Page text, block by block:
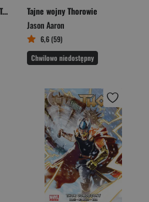
Na boisku. Bękarty z południa. Tom 2
Tajne wojny Thorowie
Jason Aaron
6,6 (59)
Chwilowo niedostępny